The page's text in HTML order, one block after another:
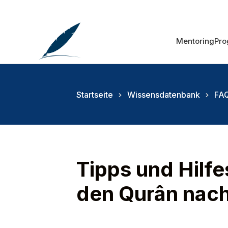
Mentoring
Startseite Wissensdatenbank
Tipps und
den Qurân